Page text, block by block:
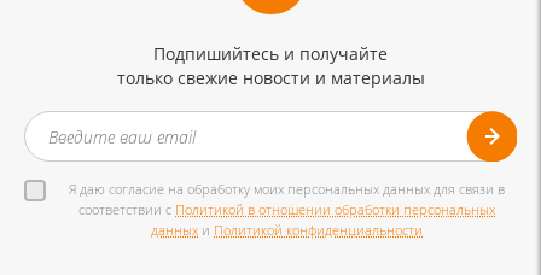
Подпишийтесь и получайте
только свежие новости и материалы
Я даю согласие на обработку моих персональных данных для связи в
соответствии с Политикой в отношении обработки персональных
данных и Политикой конфиденциальности